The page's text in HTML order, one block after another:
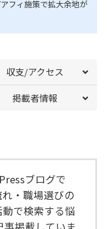
フィ施策で拡大余地が
収支/アクセス
掲載者情報
ブログで
・職場選びの
で検索する悩